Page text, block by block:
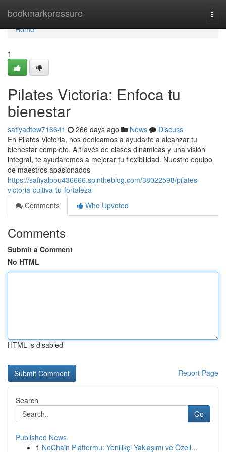
bookmarkpressure
Home
Home
1
Pilates Victoria: Enfoca tu
bienestar
safiyadtew716641 266 days ago News
Discuss
En Pilates Victoria, nos dedicamos a ayudarte a alcanzar tu
bienestar completo. A través de clases dinámicas y una visión
integral, te ayudaremos a mejorar tu flexibilidad. Nuestro equipo
de maestros apasionados
https://safiyalpou436666.spintheblog.com/38022598/pilates-
victoria-cultiva-tu-fortaleza
Comments
Who Upvoted
Comments
Submit a Comment
No HTML
HTML is disabled
Report Page
Search
Go
Published News
1 NoChain Platformu: Yenilikçi Yaklaşımı ve Özell...